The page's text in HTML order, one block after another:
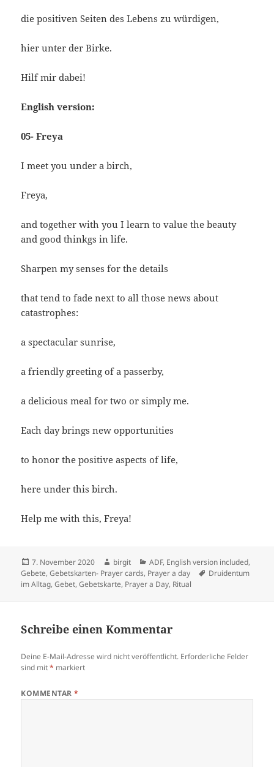
die positiven Seiten des Lebens zu würdigen,
hier unter der Birke.
Hilf mir dabei!
English version:
05- Freya
I meet you under a birch,
Freya,
and together with you I learn to value the beauty
and good thinkgs in life.
Sharpen my senses for the details
that tend to fade next to all those news about
catastrophes:
a spectacular sunrise,
a friendly greeting of a passerby,
a delicious meal for two or simply me.
Each day brings new opportunities
to honor the positive aspects of life,
here under this birch.
Help me with this, Freya!
Veröffentlicht
am
7. November 2020 Autor
birgit Kategorien
ADF, English version included,
Gebete,Gebetskarten- Prayer cards, Prayer a day Schlagwörter
Druidentum
im Alltag,Gebet,Gebetskarte, Prayer a Day, Ritual
Schreibe einen Kommentar
Deine E-Mail-Adresse wird nicht veröffentlicht. Erforderliche Felder
sind mit* markiert
KOMMENTAR*